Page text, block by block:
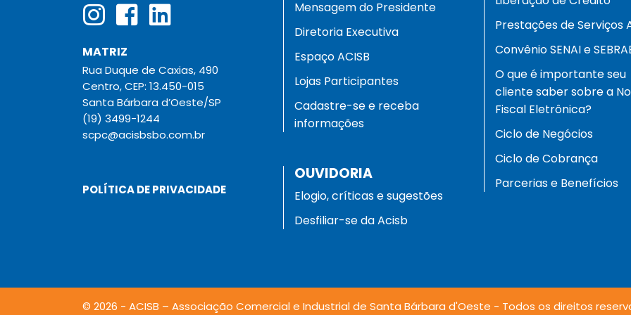
MATRIZ
Rua Duque de Caxias, 490
Centro, CEP: 13.450-015
Santa Bárbara d’Oeste/SP
(19) 3499-1244
scpc@acisbsbo.com.br
POLÍTICA DE PRIVACIDADE
Mensagem do Presidente
Diretoria Executiva
Espaço ACISB
Lojas Participantes
Cadastre-se e receba
informações
OUVIDORIA
Elogio, críticas e sugestões
Desfiliar-se da Acisb
Prestações de Serviços
Convênio SENAI e
O que é importante seu
cliente saber sobre a
Fiscal Eletrônica?
Ciclo de Negócios
Ciclo de Cobrança
Parcerias e Benefícios
© 2026 - ACISB – Associação Comercial e Industrial de Santa Bárbara d'Oeste - Todos os direitos